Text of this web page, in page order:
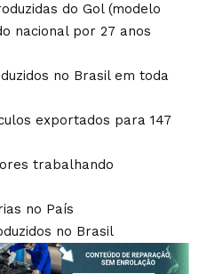
do Gol (modelo
nacional por 27 anos
no Brasil em toda
exportados para 147
trabalhando
no País
no Brasil